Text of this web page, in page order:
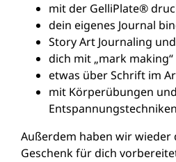
mit der GelliPlate®
dein eigenes Journal
Story Art Journaling
dich mit „mark
etwas über Schrift im
mit Körperübungen und
Entspannungstechniken
Außerdem haben wir wieder
Geschenk für dich